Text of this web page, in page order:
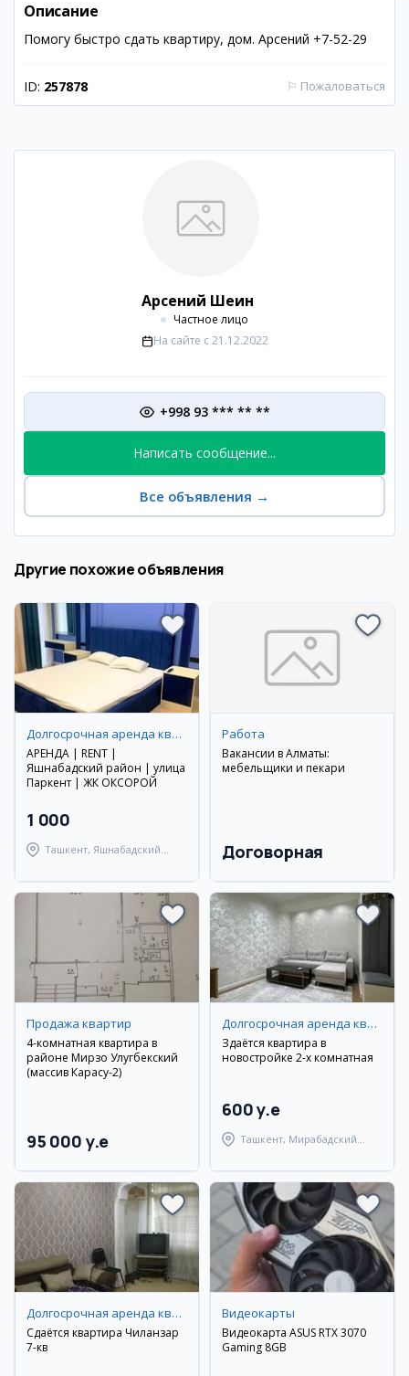
Описание
Помогу быстро сдать квартиру, дом. Арсений +7-52-29
ID: 257878 ⚐ Пожаловаться
Арсений Шеин
Частное лицо
На сайте с 21.12.2022
+998 93 *** ** **
Написать сообщение...
Все объявления →
Другие похожие объявления
Долгосрочная аренда квартир
АРЕНДА | RENT |
Яшнабадский район | улица
Паркент | ЖК ОКСОРОЙ
1 000
Ташкент, Яшнабадский
Работа
Вакансии в Алматы:
мебельщики и пекари
Договорная
Продажа квартир
4-комнатная квартира в
районе Мирзо Улугбекский
(массив Карасу-2)
95 000 y.e
Долгосрочная аренда квартир
Здаётся квартира в
новостройке 2-х комнатная
600 y.e
Ташкент, Мирабадский
Долгосрочная аренда квартир
Сдаётся квартира Чиланзар
7-кв
Видеокарты
Видеокарта ASUS RTX 3070
Gaming 8GB